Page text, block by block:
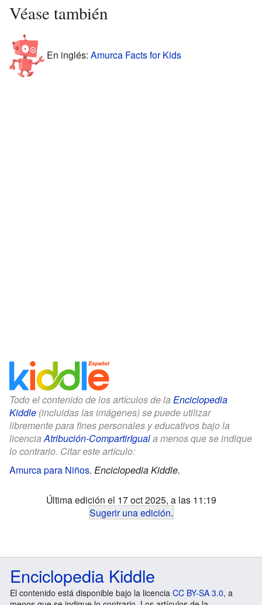
Véase también
En inglés: Amurca Facts for Kids
Todo el contenido de los artículos de la Enciclopedia
Kiddle (incluidas las imágenes) se puede utilizar
libremente para fines personales y educativos bajo la
licenciaAtribución-CompartirIguala menos que se indique
lo contrario. Citar este artículo:
Amurca para Niños. Enciclopedia Kiddle.
Última edición el 17 oct 2025, a las 11:19
Sugerir una edición.
Enciclopedia Kiddle
El contenido está disponible bajo la licencia CC BY-SA 3.0, a